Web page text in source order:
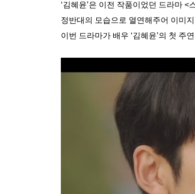
‘김혜윤’은 이전 작품이었던 드라마
정반대의 모습으로 열연해주어 이미
이번 드라마가 배우 ‘김혜윤’의 첫 주